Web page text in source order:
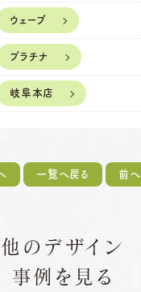
問
着情報
ウェーブ
プラチナ
岐阜本店
一覧へ戻る 前へ
他のデザイン
事例を見る
※祝日の場合は営業
10:00〜18:30
火曜日・水曜日
※祝日の場合は営業